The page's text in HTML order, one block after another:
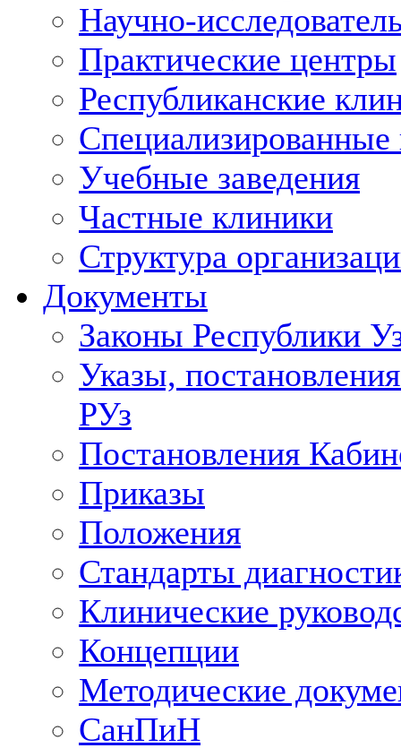
Научно-
Практические центры
Республиканские
Учебные заведения
Частные клиники
Структура
Документы
Законы Республики
Указы,
РУз
Постановления
Приказы
Положения
Стандарты
Клинические
Концепции
Методические
СанПиН